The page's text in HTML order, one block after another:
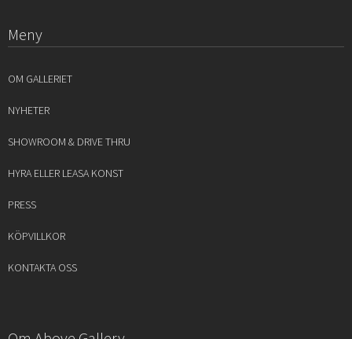
Meny
OM GALLERIET
NYHETER
SHOWROOM & DRIVE THRU
HYRA ELLER LEASA KONST
PRESS
KÖPVILLKOR
KONTAKTA OSS